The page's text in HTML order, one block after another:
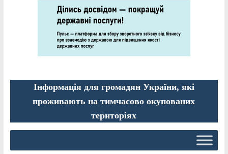
Інформація для громадян України, які
проживають на тимчасово окупованих
територіях